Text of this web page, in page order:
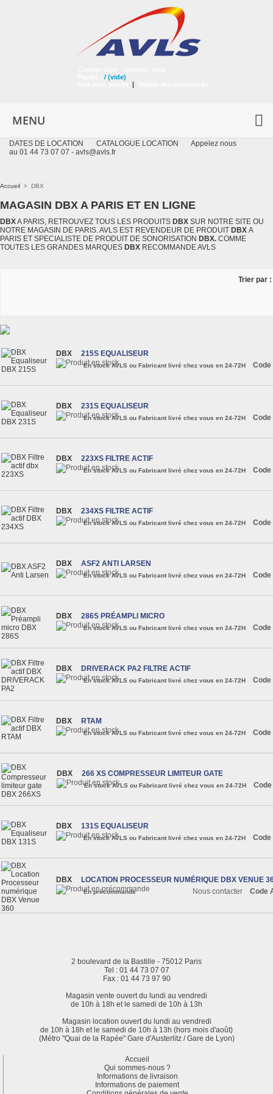
/ (vide)
|
MENU
DATES DE LOCATION CATALOGUE LOCATION
Appelez nous
au 01 44 73 07 07 - avls@avls.fr
Accueil > DBX
MAGASIN DBX A PARIS ET EN LIGNE
DBXA PARIS, RETROUVEZ TOUS LES PRODUITS DBX SUR NOTRE SITE OU
NOTRE MAGASIN DE PARIS. AVLS EST REVENDEUR DE PRODUIT DBX A
PARIS ET SPECIALISTE DE PRODUIT DE SONORISATION DBX. COMME
TOUTES LES GRANDES MARQUES DBX RECOMMANDE AVLS
Trier par :
DBX 215S EQUALISEUR
En stock AVLS ou Fabricant livré chez vous en 24-72H Code
DBX 231S EQUALISEUR
En stock AVLS ou Fabricant livré chez vous en 24-72H Code
DBX 223XS FILTRE ACTIF
En stock AVLS ou Fabricant livré chez vous en 24-72H Code
DBX 234XS FILTRE ACTIF
En stock AVLS ou Fabricant livré chez vous en 24-72H Code
DBX ASF2 ANTI LARSEN
En stock AVLS ou Fabricant livré chez vous en 24-72H Code
DBX 286S PRÉAMPLI MICRO
En stock AVLS ou Fabricant livré chez vous en 24-72H Code
DBX DRIVERACK PA2 FILTRE ACTIF
En stock AVLS ou Fabricant livré chez vous en 24-72H Code
DBX RTAM
En stock AVLS ou Fabricant livré chez vous en 24-72H Code
DBX 266 XS COMPRESSEUR LIMITEUR GATE
En stock AVLS ou Fabricant livré chez vous en 24-72H Code
DBX 131S EQUALISEUR
En stock AVLS ou Fabricant livré chez vous en 24-72H Code
DBX LOCATION PROCESSEUR NUMÉRIQUE DBX VENUE
En précommande Nous contacter Code
2 boulevard de la Bastille - 75012 Paris
Tel : 01 44 73 07 07
Fax : 01 44 73 97 90
Magasin vente ouvert du lundi au vendredi
de 10h à 18h et le samedi de 10h à 13h
Magasin location ouvert du lundi au vendredi
de 10h à 18h et le samedi de 10h à 13h (hors mois d'août)
(Métro "Quai de la Rapée" Gare d'Austerlitz / Gare de Lyon)
Accueil
Qui sommes-nous ?
Informations de livraison
Informations de paiement